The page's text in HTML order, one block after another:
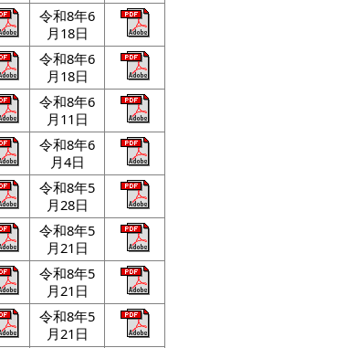
令和8年6
月18日
令和8年6
月18日
令和8年6
月11日
令和8年6
月4日
令和8年5
月28日
令和8年5
月21日
令和8年5
月21日
令和8年5
月21日